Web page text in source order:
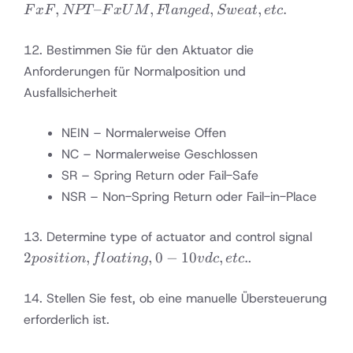
FxF,
NPT –
FxUM,
Flanged,
Sweat,
etc.
F xF, NPT –FxUM, Flanged, Sweat, etc.
12. Bestimmen Sie für den Aktuator die
Anforderungen für Normalposition und
Ausfallsicherheit
NEIN – Normalerweise Offen
NC – Normalerweise Geschlossen
SR – Spring Return oder Fail-Safe
NSR – Non-Spring Return oder Fail-in-Place
13. Determine type of actuator and control signal
vdc,
2position, floating, 0 − 10vdc, etc..
14. Stellen Sie fest, ob eine manuelle Übersteuerung
erforderlich ist.